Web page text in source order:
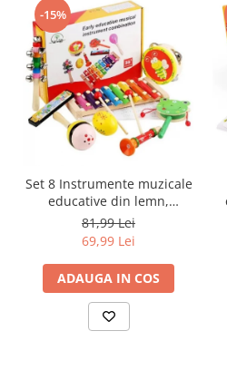
-15%
Set 8 Instrumente muzicale
educative din lemn,
multicolor
81,99 Lei
69,99 Lei
ADAUGA IN COS